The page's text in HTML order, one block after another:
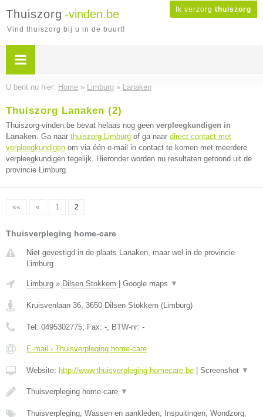
Ik verzorg thuiszorg
Thuiszorg -vinden.be
Vind thuiszorg bij u in de buurt!
U bent nu hier: Home » Limburg » Lanaken
Thuiszorg Lanaken (2)
Thuiszorg-vinden.be bevat helaas nog geen verpleegkundigen in
Lanaken. Ga naar thuiszorg Limburg of ga naar direct contact met
verpleegkundigen om via één e-mail in contact te komen met meerdere
verpleegkundigen tegelijk. Hieronder worden nu resultaten getoond uit de
provincie Limburg.
«« « 1 2
Thuisverpleging home-care
Niet gevestigd in de plaats Lanaken, maar wel in de provincie
Limburg.
Limburg » Dilsen Stokkem Google maps ▼
Kruisvenlaan 36, 3650 Dilsen Stokkem (Limburg)
Tel: 0495302775, Fax: -, BTW-nr: -
E-mail › Thuisverpleging home-care
Website: http://www.thuisverpleging-homecare.be Screenshot ▼
Thuisverpleging home-care ▼
Thuisverpleging, Wassen en aankleden, Inspuitingen, Wondzorg,